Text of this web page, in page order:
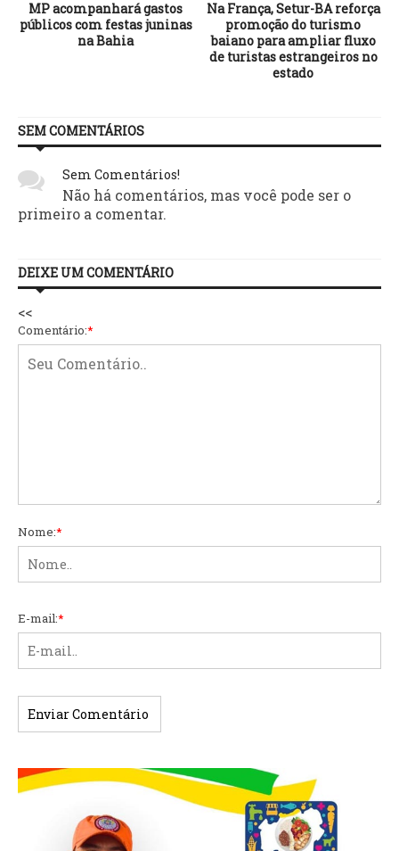
MP acompanhará gastos
públicos com festas juninas
na Bahia
Na França, Setur-BA reforça
promoção do turismo
baiano para ampliar fluxo
de turistas estrangeiros no
estado
SEM COMENTÁRIOS
Sem Comentários!
Não há comentários, mas você pode ser o
primeiro a comentar.
DEIXE UM COMENTÁRIO
<<
Comentário:*
Nome:*
E-mail:*